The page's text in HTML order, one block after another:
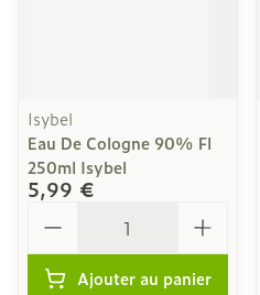
Isybel
Eau De Cologne 90% Fl
250ml Isybel
5,99 €
Ajouter au panier